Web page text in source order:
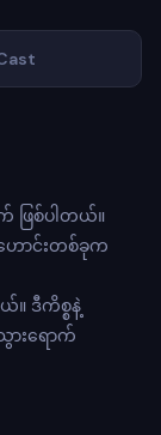
ဖြစ်ပါတယ်။
ောင်းတစ်ခုက
ဒီကိစ္စနဲ့
းရောက်